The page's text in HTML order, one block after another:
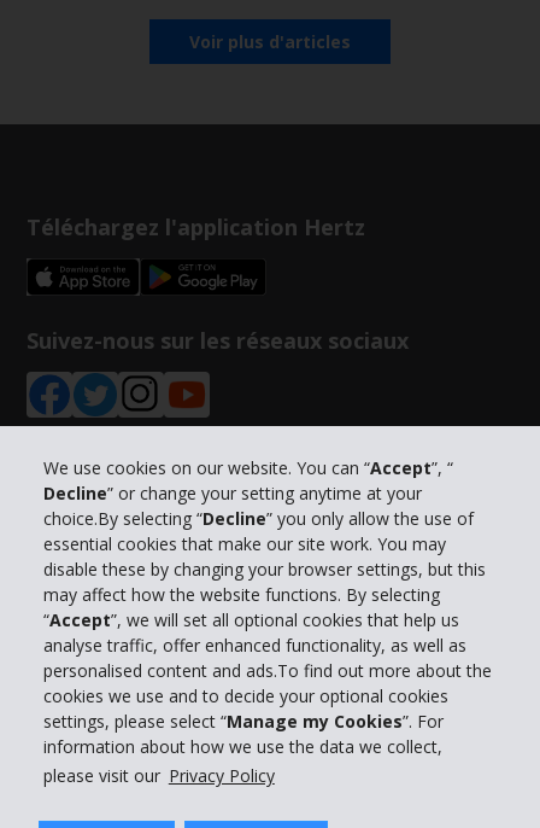
We use cookies on our website. You can “Accept”, “
Decline” or change your setting anytime at your
choice.By selecting “Decline” you only allow the use of
essential cookies that make our site work. You may
disable these by changing your browser settings, but this
may affect how the website functions. By selecting
“Accept”, we will set all optional cookies that help us
analyse traffic, offer enhanced functionality, as well as
personalised content and ads.To find out more about the
cookies we use and to decide your optional cookies
settings, please select “Manage my Cookies”. For
information about how we use the data we collect,
please visit our Privacy Policy
Voir plus d'articles
Téléchargez l'application Hertz
Suivez-nous sur les réseaux sociaux
Informations sur l'entreprise
Entreprise
Support client
Réserver avec Hertz